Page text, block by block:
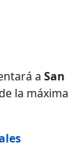
a San
la máxima